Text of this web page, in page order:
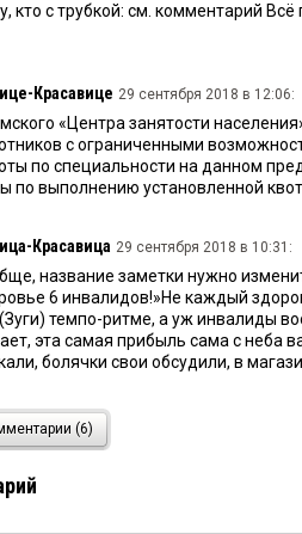
кто с трубкой: см. комментарий Всё
Красавице 29 сентября 2018 в 12:06:
«Центра занятости
с ограниченными
по специальности на данном
по выполнению установленной
Красавица 29 сентября 2018 в 10:31:
название заметки нужно
6 инвалидов!»Не каждый
темпо-ритме, а уж инвалиды
эта самая прибыль сама с неба
болячки свои обсудили, в
опасна 25 сентября 2018 в 19:11:
прокуратуре выдавать новость 1,5
ОНХП про квоты на
особо опасные объекты
(6)